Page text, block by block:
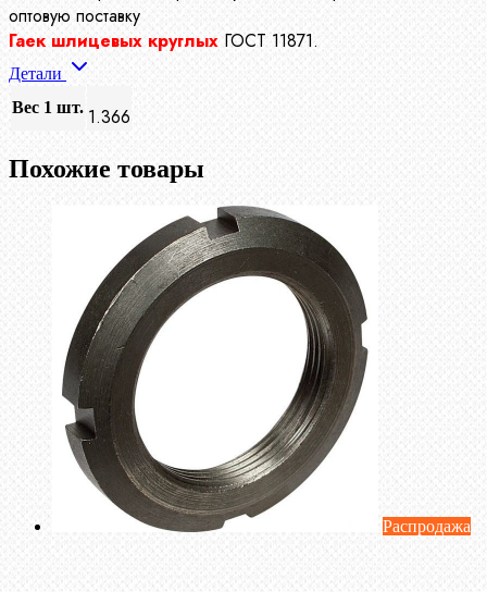
оптовую поставку
Гаек шлицевых круглых ГОСТ 11871.
Детали
Вес 1 шт. 1.366
Похожие товары
Распродажа